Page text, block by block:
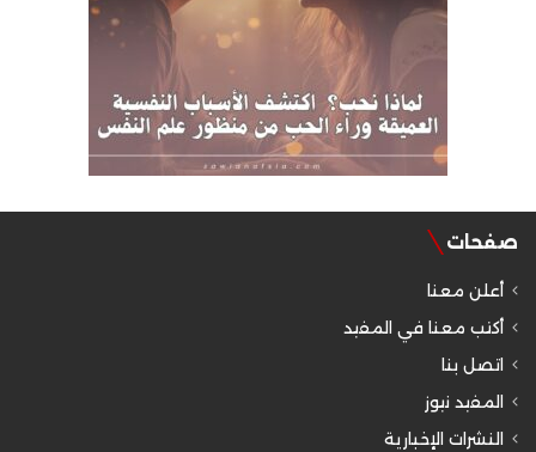
صفحات
أعلن معنا
أكتب معنا في المفيد
اتصل بنا
المفيد نيوز
النشرات الإخبارية